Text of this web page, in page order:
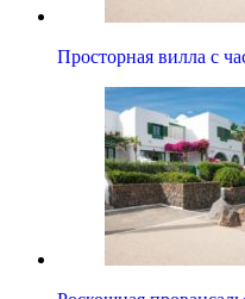
Просторная вилла с